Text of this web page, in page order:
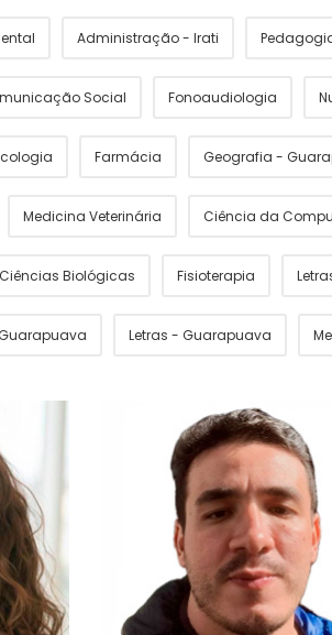
Administração - Irati
Social Fonoaudiologia
Farmácia Geografia -
Medicina Veterinária Ciência da
Ciências Biológicas Fisioterapia
Letras - Guarapuava